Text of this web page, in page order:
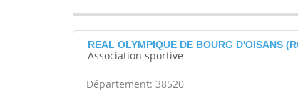
REAL OLYMPIQUE DE BOURG D'OISANS
Association sportive
Département: 38520